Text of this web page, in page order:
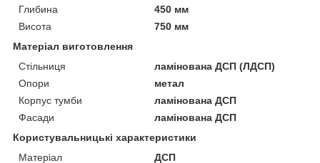
Глибина
450 мм
Висота
750 мм
Матеріал виготовлення
Стільниця
ламінована ДСП (ЛДСП)
Опори
метал
Корпус тумби
ламінована ДСП
Фасади
ламінована ДСП
Користувальницькі характеристики
Матеріал
ДСП